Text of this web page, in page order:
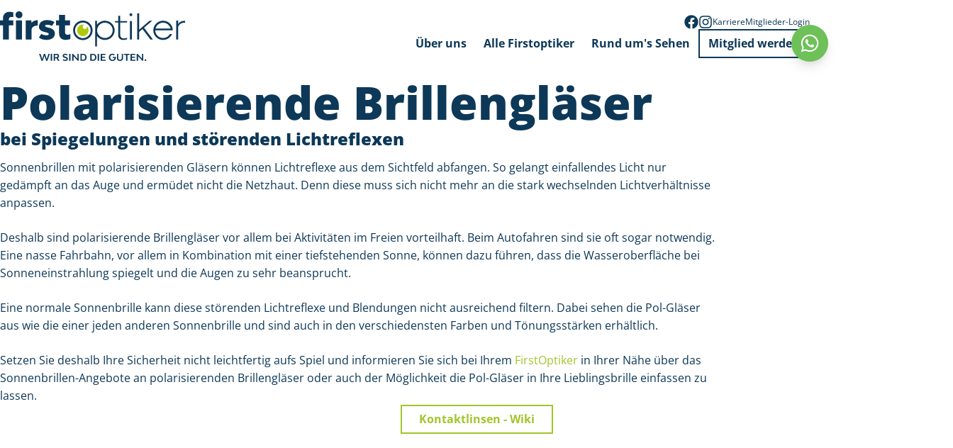
KarriereMitglieder-Login
Über uns Alle Firstoptiker Rund um's Sehen Mitglied werden Whatsapp
Polarisierende Brillengläser
bei Spiegelungen und störenden Lichtreflexen
Sonnenbrillen mit polarisierenden Gläsern können Lichtreflexe aus dem Sichtfeld abfangen. So gelangt einfallendes Licht nur
gedämpft an das Auge und ermüdet nicht die Netzhaut. Denn diese muss sich nicht mehr an die stark wechselnden Lichtverhältnisse
anpassen.
Deshalb sind polarisierende Brillengläser vor allem bei Aktivitäten im Freien vorteilhaft. Beim Autofahren sind sie oft sogar notwendig.
Eine nasse Fahrbahn, vor allem in Kombination mit einer tiefstehenden Sonne, können dazu führen, dass die Wasseroberfläche bei
Sonneneinstrahlung spiegelt und die Augen zu sehr beansprucht.
Eine normale Sonnenbrille kann diese störenden Lichtreflexe und Blendungen nicht ausreichend filtern. Dabei sehen die Pol-Gläser
aus wie die einer jeden anderen Sonnenbrille und sind auch in den verschiedensten Farben und Tönungsstärken erhältlich.
Setzen Sie deshalb Ihre Sicherheit nicht leichtfertig aufs Spiel und informieren Sie sich bei Ihrem FirstOptiker in Ihrer Nähe über das
Sonnenbrillen-Angebote an polarisierenden Brillengläser oder auch der Möglichkeit die Pol-Gläser in Ihre Lieblingsbrille einfassen zu
lassen.
Kontaktlinsen - Wiki